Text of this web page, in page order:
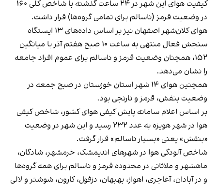
کیفیت هوای این شهر در ۲۴ ساعت گذشته با شاخص کلی ۱۶۰
در وضعیت قرمز (ناسالم برای تمامی گروه‌ها) قرار داشت.
هوای کلان‌شهر اصفهان نیز بر اساس داده‌های ۱۳ ایستگاه
سنجش فعال منتهی به ساعت ۱۰ صبح هفتم آذر با میانگین
۱۵۲، همچنان وضعیت قرمز و ناسالم برای عموم افراد جامعه
را نشان می‌دهد.
همچنین هوای ۱۴ شهر استان خوزستان در صبح جمعه در
وضعیت بنفش، قرمز و نارنجی بود.
بر اساس اعلام سامانه پایش کیفی هوای کشور، شاخص کیفی
هوا در شهر هویزه به عدد ۲۳۲ رسید و این شهر در وضعیت
«بنفش» یعنی «بسیار ناسالم» قرار گرفت.
شاخص آلودگی هوا در شهرهای اندیمشک، خرمشهر، شادگان،
ماهشهر و ملاثانی در محدوده قرمز و ناسالم برای همه گروه‌ها
و در آبادان، آغاجری، اهواز، بهبهان، دزفول، کارون، شوشتر و لالی